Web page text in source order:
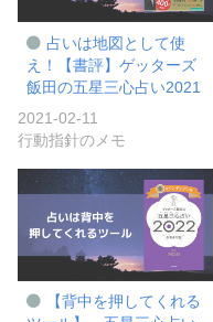
占いは地図として使
え！【書評】ゲッターズ
飯田の五星三心占い2021
2021-02-11
行動指針のメモ
【背中を押してくれる